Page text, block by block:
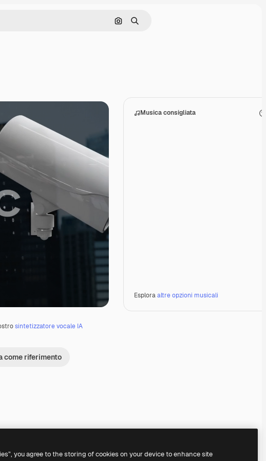
Cerca per immagine
Ricerca
sintetizzatore vocale IA
come riferimento
Musica consigliata
Esploraaltre opzioni musicali
you agree to the storing of cookies on your device to enhance site